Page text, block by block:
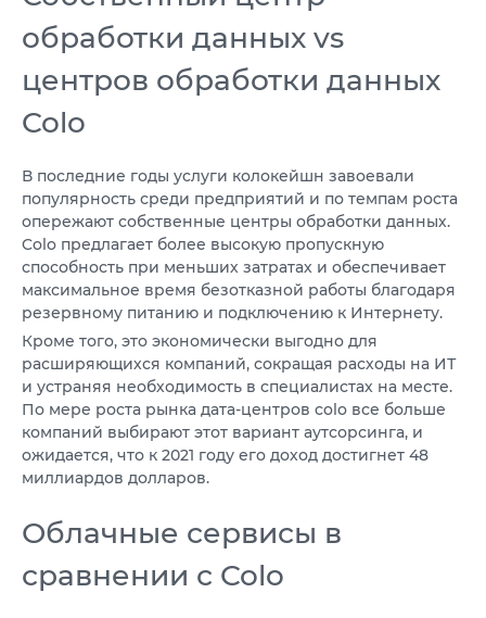
обработки данных vs
центров обработки данных
Colo
В последние годы услуги колокейшн завоевали
популярность среди предприятий и по темпам роста
опережают собственные центры обработки данных.
Colo предлагает более высокую пропускную
способность при меньших затратах и обеспечивает
максимальное время безотказной работы благодаря
резервному питанию и подключению к Интернету.
Кроме того, это экономически выгодно для
расширяющихся компаний, сокращая расходы на ИТ
и устраняя необходимость в специалистах на месте.
По мере роста рынка дата-центров colo все больше
компаний выбирают этот вариант аутсорсинга, и
ожидается, что к 2021 году его доход достигнет 48
миллиардов долларов.
Облачные сервисы в
сравнении с Colo